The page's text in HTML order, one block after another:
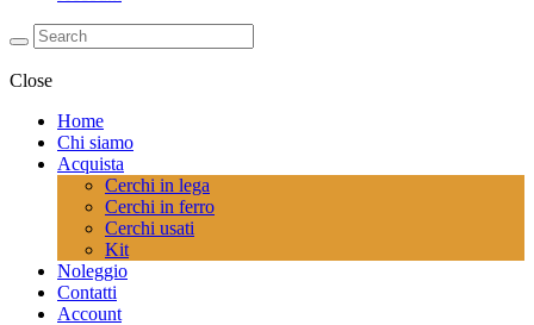
Close
Home
Chi siamo
Acquista
Cerchi in lega
Cerchi in ferro
Cerchi usati
Kit
Noleggio
Contatti
Account